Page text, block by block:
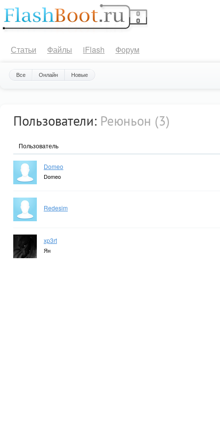
Статьи Файлы iFlash Форум
Все Онлайн Новые
Пользователи: Реюньон (3)
Пользователь
Domeo
Domeo
Redesim
xp3rt
Ян